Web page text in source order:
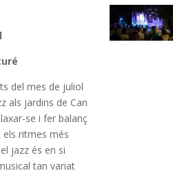
del mes de juliol
als jardins de Can
se i fer balanç
ritmes més
jazz és en si
tan variat